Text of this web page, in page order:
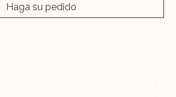
Haga su pedido